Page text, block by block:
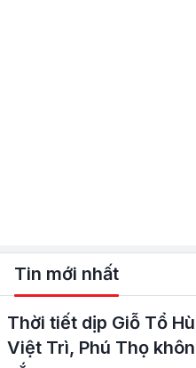
Tin mới nhất
Thời tiết dịp Giỗ Tổ
Việt Trì, Phú Thọ